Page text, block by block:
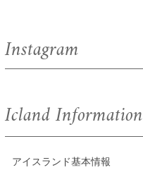
Instagram
Icland Information
アイスランド基本情報